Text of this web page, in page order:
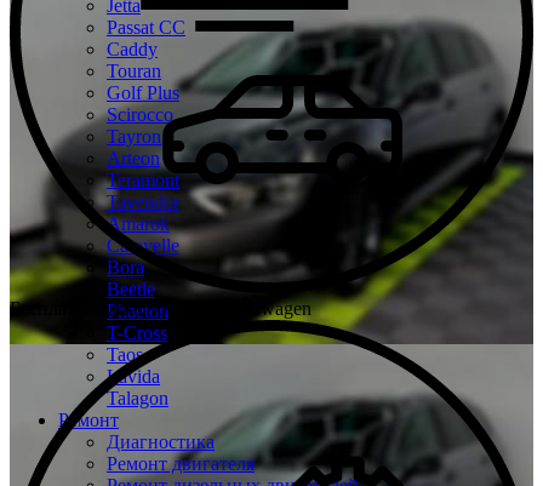
Jetta
Passat CC
Caddy
Touran
Golf Plus
Scirocco
Tayron
Arteon
Teramont
Tavendor
Amarok
Caravelle
Bora
Beetle
Phaeton
T-Cross
Taos
Lavida
Talagon
Ремонт
Диагностика
Ремонт двигателя
Бесплатная диагностика Volkswagen